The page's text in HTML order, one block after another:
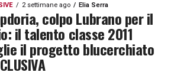
2 settimane ago Elia Serra
colpo Lubrano per il
il talento classe 2011
il progetto blucerchiato